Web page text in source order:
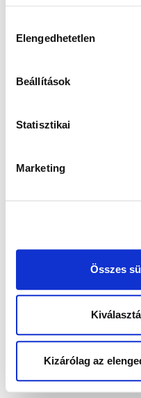
kiválasztása
Elengedhetetlen
Beállítások
Statisztikai
Marketing
Összes
Kizárólag az